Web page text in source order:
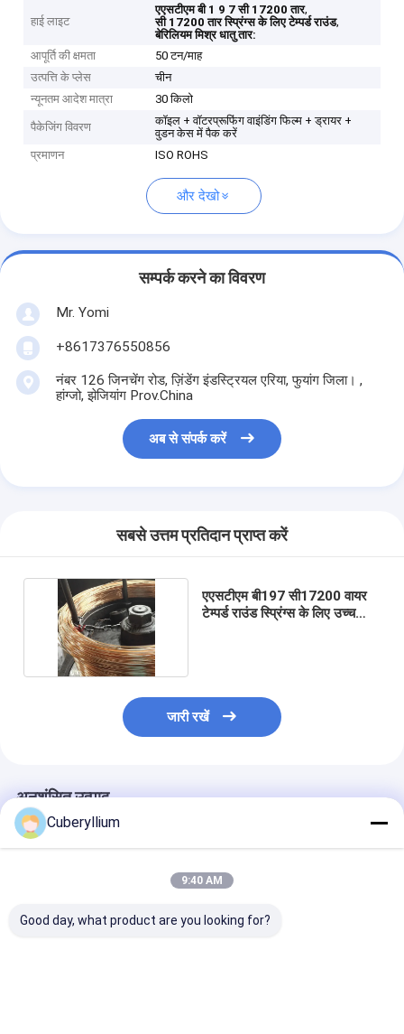
हाई लाइट
एएसटीएम बी 1 9 7 सी 17200 तार,
सी 17200 तार स्प्रिंग्स के लिए टेम्पर्ड राउंड,
बेरिलियम मिश्र धातु तार:
आपूर्ति की क्षमता
50 टन/माह
उत्पत्ति के प्लेस
चीन
न्यूनतम आदेश मात्रा
30 किलो
पैकेजिंग विवरण
कॉइल + वॉटरप्रूफिंग वाइंडिंग फिल्म + ड्रायर +
वुडन केस में पैक करें
प्रमाणन
ISO ROHS
और देखो
सम्पर्क करने का विवरण
Mr. Yomi
+8617376550856
नंबर 126 जिनचेंग रोड, ज़िंडेंग इंडस्ट्रियल एरिया, फुयांग जिला। ,
हांग्जो, झेजियांग Prov.China
अब से संपर्क करें
सबसे उत्तम प्रतिदान प्राप्त करें
एएसटीएम बी197 सी17200 वायर
टेम्पर्ड राउंड स्प्रिंग्स के लिए उच्च
जारी रखें
अनुशंसित उत्पाद
Cuberyllium
9:40 AM
Good day, what product are you looking for?